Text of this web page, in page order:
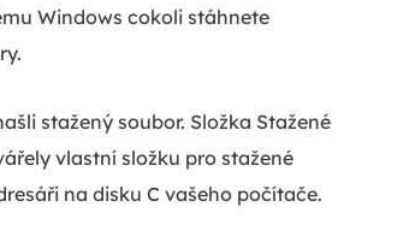
Windows cokoli stáhnete
stažený soubor. Složka Stažené
vlastní složku pro stažené
na disku C vašeho počítače.